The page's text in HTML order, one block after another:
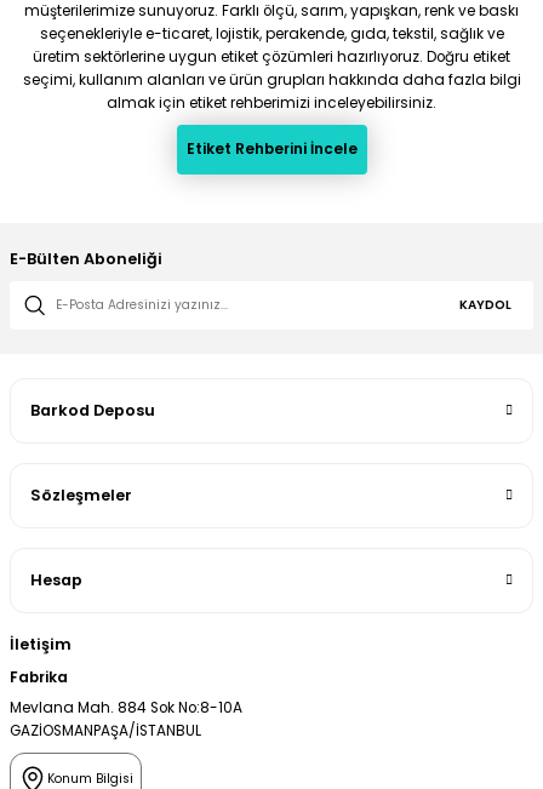
müşterilerimize sunuyoruz. Farklı ölçü, sarım, yapışkan, renk ve baskı
seçenekleriyle e-ticaret, lojistik, perakende, gıda, tekstil, sağlık ve
üretim sektörlerine uygun etiket çözümleri hazırlıyoruz. Doğru etiket
seçimi, kullanım alanları ve ürün grupları hakkında daha fazla bilgi
almak için etiket rehberimizi inceleyebilirsiniz.
Etiket Rehberini İncele
E-Bülten Aboneliği
KAYDOL
Barkod Deposu
Sözleşmeler
Hesap
İletişim
Fabrika
Mevlana Mah. 884 Sok No:8-10A
GAZİOSMANPAŞA/İSTANBUL
Konum Bilgisi